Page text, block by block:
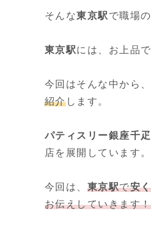
そんな東京駅 で職場
東京駅には、お上品
今回はそんな中から、
紹介します。
パティスリー銀座千
店を展開しています。
今回は、 東京駅で安く
お伝えしていきます！